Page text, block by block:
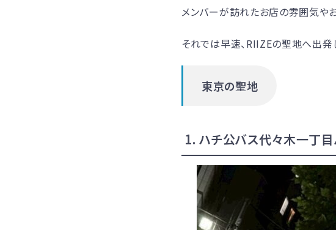
メンバーが訪れたお店の雰囲気や
それでは早速、RIIZEの聖地へ出発
東京の聖地
1. ハチ公バス代々木一丁